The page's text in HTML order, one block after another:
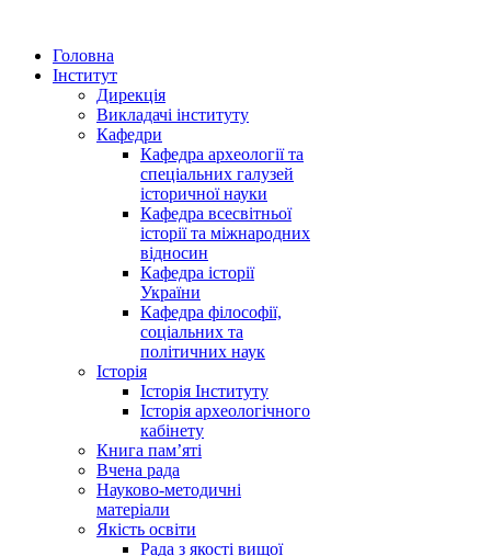
Головна
Інститут
Дирекція
Викладачі інституту
Кафедри
Кафедра археології та
спеціальних галузей
історичної науки
Кафедра всесвітньої
історії та міжнародних
відносин
Кафедра історії
України
Кафедра філософії,
соціальних та
політичних наук
Історія
Історія Інституту
Історія археологічного
кабінету
Книга памʼяті
Вчена рада
Науково-методичні
матеріали
Якість освіти
Рада з якості вищої